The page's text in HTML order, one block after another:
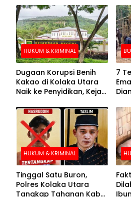
HUKUM & KRIMINAL
Dugaan Korupsi Benih
Kakao di Kolaka Utara
Naik ke Penyidikan, Kejari
7
HUKUM & KRIMINAL
Tinggal Satu Buron,
Polres Kolaka Utara
Tangkap Tahanan Kabur